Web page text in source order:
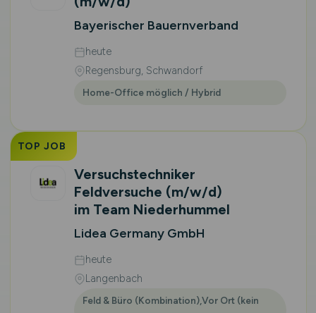
Bayerischer Bauernverband
heute
Regensburg, Schwandorf
Home-Office möglich / Hybrid
TOP JOB
Versuchstechniker
Feldversuche (m/w/d)
im Team Niederhummel
Lidea Germany GmbH
heute
Langenbach
Feld & Büro (Kombination),Vor Ort (kein